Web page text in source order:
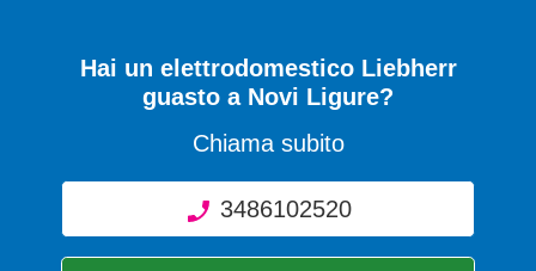
Hai un elettrodomestico Liebherr
guasto a Novi Ligure?
Chiama subito
3486102520